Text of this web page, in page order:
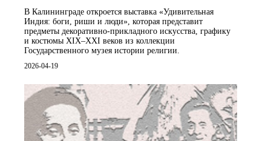
В Калининграде откроется выставка «Удивительная
Индия: боги, риши и люди», которая представит
предметы декоративно-прикладного искусства, графику
и костюмы XIX–XXI веков из коллекции
Государственного музея истории религии.
2026-04-19